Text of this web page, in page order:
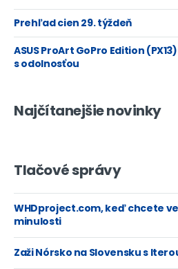
Prehľad cien 29. týždeň
ASUS ProArt GoPro Edition
s odolnosťou
Najčítanejšie novinky
Tlačové správy
WHDproject.com, keď chcete
minulosti
Zaži Nórsko na Slovensku s